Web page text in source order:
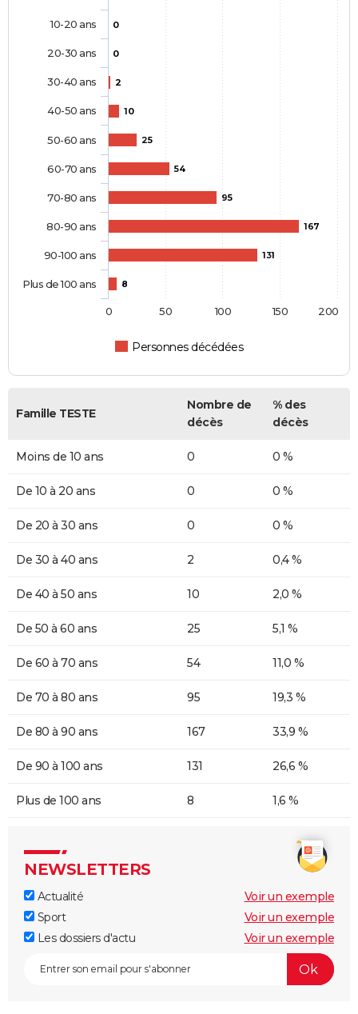
0
0
2
10
25
54
95
167
131
8
Personnes décédées
10-20 ans
20-30 ans
30-40 ans
40-50 ans
50-60 ans
60-70 ans
70-80 ans
80-90 ans
90-100 ans
Plus de 100 ans
0 50 100 150 200
Famille TESTE
Nombre de
décès
% des
décès
Moins de 10 ans 0 0 %
De 10 à 20 ans 0 0 %
De 20 à 30 ans 0 0 %
De 30 à 40 ans 2 0,4 %
De 40 à 50 ans 10 2,0 %
De 50 à 60 ans 25 5,1 %
De 60 à 70 ans 54 11,0 %
De 70 à 80 ans 95 19,3 %
De 80 à 90 ans 167 33,9 %
De 90 à 100 ans 131 26,6 %
Plus de 100 ans 8 1,6 %
NEWSLETTERS
Actualité
Voir un exemple
Sport
Voir un exemple
Les dossiers d'actu
Voir un exemple